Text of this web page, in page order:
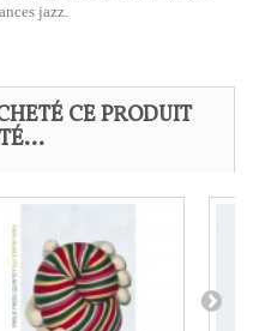
jazz.
CE PRODUIT